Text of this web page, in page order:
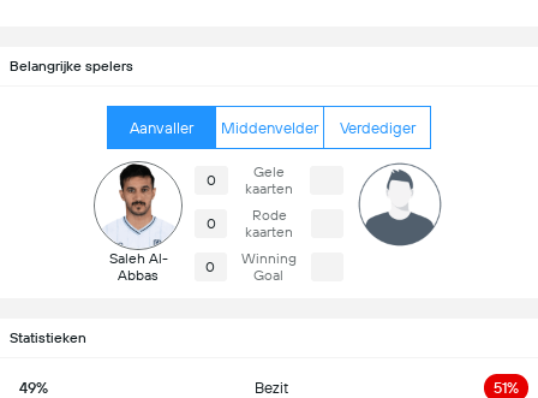
Belangrijke spelers
Aanvaller Middenvelder Verdediger
Saleh Al-
Abbas
0
Gele
kaarten
0
Rode
kaarten
0
Winning
Goal
Statistieken
49% Bezit 51%